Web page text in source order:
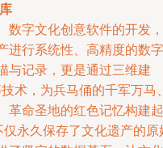
数字文化创意软件的开发，
进行系统性、高精度的数字
与记录，更是通过三维建
术，为兵马俑的千军万马
革命圣地的红色记忆构建起
仅永久保存了文化遗产的原